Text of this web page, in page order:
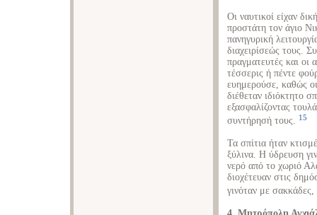
Οι ναυτικοί είχαν
προστάτη τον άγιο
πανηγυρική
διαχειρίσεώς τους.
πραγματευτές και οι
τέσσερις ή πέντε
ευημερούσε, καθώς οι
διέθεταν ιδιόκτητο
εξασφαλίζοντας
συντήρησή τους.
15
Τα σπίτια ήταν
ξύλινα. Η ύδρευση
νερό από το χωριό
διοχέτευαν στις
γινόταν με